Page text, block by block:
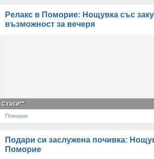
Релакс в Поморие: Нощувка със
възможност за вечеря
Стаси**
Поморие
Подари си заслужена почивка:
Поморие